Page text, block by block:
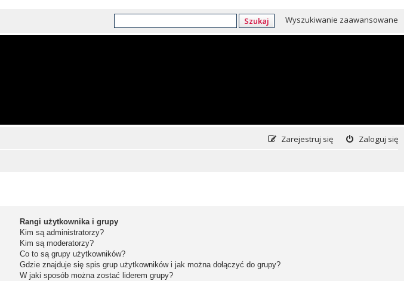
Szukaj Wyszukiwanie zaawansowane
Zaloguj się
Zarejestruj się
Rangi użytkownika i grupy
Kim są administratorzy?
Kim są moderatorzy?
Co to są grupy użytkowników?
Gdzie znajduje się spis grup użytkowników i jak można dołączyć do grupy?
W jaki sposób można zostać liderem grupy?